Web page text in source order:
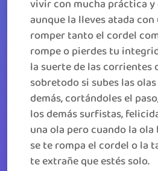
vivir con mucha práctica y
aunque la lleves atada
romper tanto el cordel
rompe o pierdes tu
la suerte de las corrientes
sobretodo si subes las
demás, cortándoles el
los demás surfistas,
una ola pero cuando la ola
se te rompa el cordel o la
te extrañe que estés solo.